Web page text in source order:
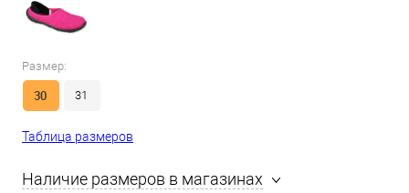
Размер:
30 31
Таблица размеров
Наличие размеров в магазинах